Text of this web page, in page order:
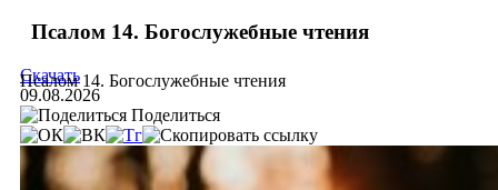
Псалом 14. Богослужебные чтения
Псалом 14. Богослужебные чтения
Скачать
09.08.2026
Поделиться